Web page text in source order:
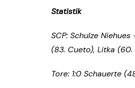
Statistik
SCP: Schulze
(83. Cueto), Litka
Tore: 1:0 Schauerte